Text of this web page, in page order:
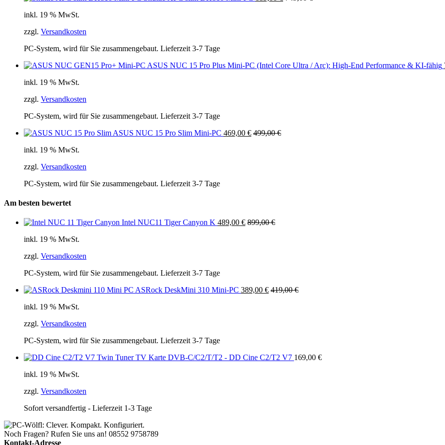
inkl. 19 % MwSt.
zzgl. Versandkosten
PC-System, wird für Sie zusammengebaut. Lieferzeit 3-7 Tage
ASUS NUC 15 Pro Plus Mini-PC (Intel Core Ultra / Arc): High-End Performance & KI-fähig
inkl. 19 % MwSt.
zzgl. Versandkosten
PC-System, wird für Sie zusammengebaut. Lieferzeit 3-7 Tage
ASUS NUC 15 Pro Slim Mini-PC 469,00 € 499,00€
inkl. 19 % MwSt.
zzgl. Versandkosten
PC-System, wird für Sie zusammengebaut. Lieferzeit 3-7 Tage
Am besten bewertet
Intel NUC11 Tiger Canyon K 489,00 € 899,00€
inkl. 19 % MwSt.
zzgl. Versandkosten
PC-System, wird für Sie zusammengebaut. Lieferzeit 3-7 Tage
ASRock DeskMini 310 Mini-PC 389,00 € 419,00€
inkl. 19 % MwSt.
zzgl. Versandkosten
PC-System, wird für Sie zusammengebaut. Lieferzeit 3-7 Tage
Twin Tuner TV Karte DVB-C/C2/T/T2 - DD Cine C2/T2 V7 169,00 €
inkl. 19 % MwSt.
zzgl. Versandkosten
Sofort versandfertig - Lieferzeit 1-3 Tage
Noch Fragen? Rufen Sie uns an! 08552 9758789
Kontakt-Adresse